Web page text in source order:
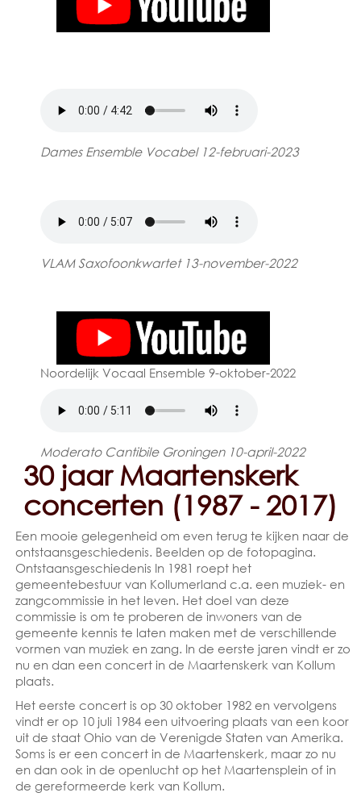
Dames Ensemble Vocabel 12-februari-2023
VLAM Saxofoonkwartet 13-november-2022
Noordelijk Vocaal Ensemble 9-oktober-2022
Moderato Cantibile Groningen 10-april-2022
30 jaar Maartenskerk
concerten (1987 - 2017)
Een mooie gelegenheid om even terug te kijken naar de
ontstaansgeschiedenis. Beelden op de fotopagina.
Ontstaansgeschiedenis In 1981 roept het
gemeentebestuur van Kollumerland c.a. een muziek- en
zangcommissie in het leven. Het doel van deze
commissie is om te proberen de inwoners van de
gemeente kennis te laten maken met de verschillende
vormen van muziek en zang. In de eerste jaren vindt er zo
nu en dan een concert in de Maartenskerk van Kollum
plaats.
Het eerste concert is op 30 oktober 1982 en vervolgens
vindt er op 10 juli 1984 een uitvoering plaats van een koor
uit de staat Ohio van de Verenigde Staten van Amerika.
Soms is er een concert in de Maartenskerk, maar zo nu
en dan ook in de openlucht op het Maartensplein of in
de gereformeerde kerk van Kollum.